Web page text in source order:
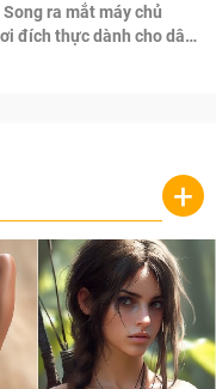
ra mắt máy chủ
đích thực dành cho dân
+